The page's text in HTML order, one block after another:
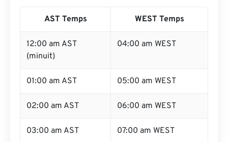
AST Temps WEST Temps
12:00 am AST
(minuit)
04:00 am WEST
01:00 am AST 05:00 am WEST
02:00 am AST 06:00 am WEST
03:00 am AST 07:00 am WEST